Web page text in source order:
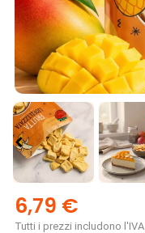
6,79 €
Tutti i prezzi includono l'IVA.